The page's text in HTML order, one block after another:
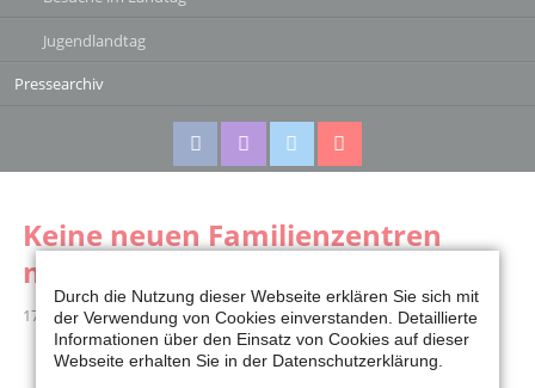
Jugendlandtag
Pressearchiv
FacebookInstagram
Twitter
Keine neuen Familienzentren
mehr für Lippe
17.06.2026 11:34
Durch die Nutzung dieser Webseite erklären Sie sich mit
der Verwendung von Cookies einverstanden. Detaillierte
Informationen über den Einsatz von Cookies auf dieser
Webseite erhalten Sie in der Datenschutzerklärung.